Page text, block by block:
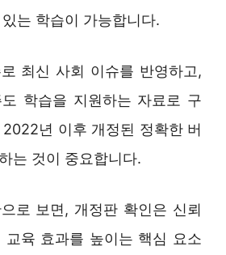
는 학습이 가능합니다.
최신 사회 이슈를 반영하고,
학습을 지원하는 자료로 구
년 이후 개정된 정확한 버
는 것이 중요합니다.
로 보면, 개정판 확인은 신뢰
교육 효과를 높이는 핵심 요소